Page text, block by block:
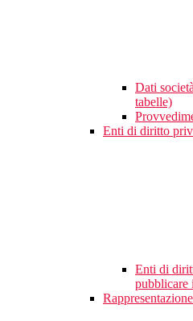
Dati
tabelle)
Enti di diritto
Enti di
pubblicare